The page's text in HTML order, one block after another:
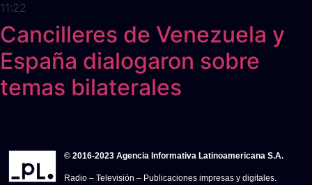
11:22
Cancilleres de Venezuela y
España dialogaron sobre
temas bilaterales
© 2016-2023 Agencia Informativa Latinoamericana S.A.
Radio – Televisión – Publicaciones impresas y digitales.